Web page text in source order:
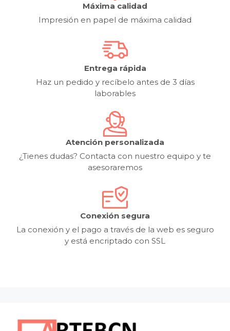
Máxima calidad
Impresión en papel de máxima calidad
Entrega rápida
Haz un pedido y recíbelo antes de 3 días
laborables
Atención personalizada
¿Tienes dudas? Contacta con nuestro equipo y te
asesoraremos
Conexión segura
La conexión y el pago a través de la web es seguro
y está encriptado con SSL